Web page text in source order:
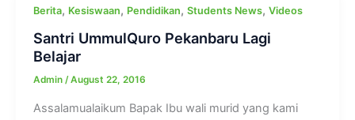
Berita, Kesiswaan, Pendidikan, Students News, Videos
Santri UmmulQuro Pekanbaru Lagi
Belajar
Admin /August 22, 2016
Assalamualaikum Bapak Ibu wali murid yang kami